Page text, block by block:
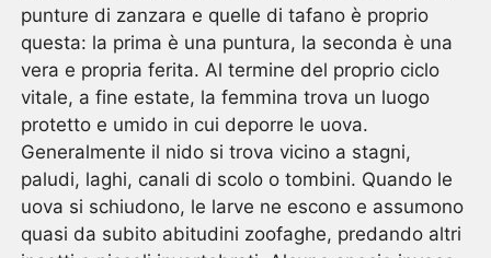
punture di zanzara e quelle di tafano è proprio
questa: la prima è una puntura, la seconda è una
vera e propria ferita. Al termine del proprio ciclo
vitale, a fine estate, la femmina trova un luogo
protetto e umido in cui deporre le uova.
Generalmente il nido si trova vicino a stagni,
paludi, laghi, canali di scolo o tombini. Quando le
uova si schiudono, le larve ne escono e assumono
quasi da subito abitudini zoofaghe, predando altri